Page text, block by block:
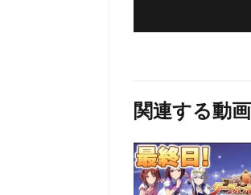
関連する動画